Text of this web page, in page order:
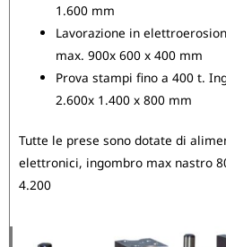
1.600 mm
Lavorazione in
max. 900x 600 x 400 mm
Prova stampi fino a 400 t.
2.600x 1.400 x 800 mm
Tutte le prese sono dotate di
elettronici, ingombro max nastro
4.200